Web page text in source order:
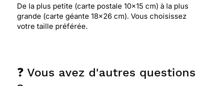
couleur dans un moment de tristesse.
De la plus petite (carte postale 10x15 cm) à la plus
grande (carte géante 18x26 cm). Vous choisissez
votre taille préférée.
❓ Vous avez d'autres questions